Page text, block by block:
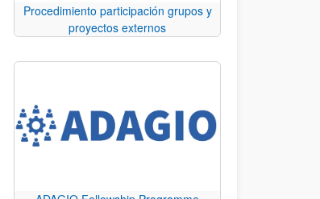
Procedimiento participación grupos y
proyectos externos